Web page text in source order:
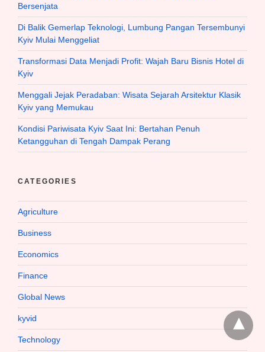
Bersenjata
Di Balik Gemerlap Teknologi, Lumbung Pangan Tersembunyi
Kyiv Mulai Menggeliat
Transformasi Data Menjadi Profit: Wajah Baru Bisnis Hotel di
Kyiv
Menggali Jejak Peradaban: Wisata Sejarah Arsitektur Klasik
Kyiv yang Memukau
Kondisi Pariwisata Kyiv Saat Ini: Bertahan Penuh
Ketangguhan di Tengah Dampak Perang
CATEGORIES
Agriculture
Business
Economics
Finance
Global News
kyvid
Technology